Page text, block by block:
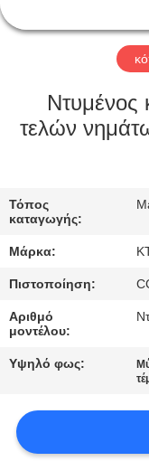
ΓΎΡΟΣ
ΠΟΙΟΤΙΚΌΣ
ΜΑΣ
ΕΛΆΤΕ
ΕΠΑΦΉ
ΜΕ
ΈΝΑ
ΑΠΌΣΠΑΣΜΑ
Ντυμένος
τελών
Τόπος
καταγωγής:
Μάρκα:
Πιστοποίηση:
Αριθμό
μοντέλου:
Υψηλό φως: